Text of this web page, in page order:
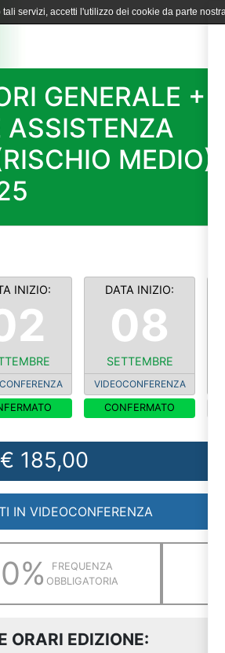
GENERALE +
ASSISTENZA
MEDIO) -
servizi, accetti l'utilizzo dei cookie da parte